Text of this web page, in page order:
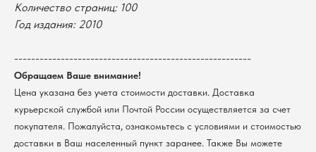
Количество страниц: 100
Год издания: 2010
--------------------------------------------------------
Обращаем Ваше внимание!
Цена указана без учета стоимости доставки. Доставка
курьерской службой или Почтой России осуществляется за счет
покупателя. Пожалуйста, ознакомьтесь с условиями и стоимостью
доставки в Ваш населенный пункт заранее. Также Вы можете
Политика обработки персональных данных
Новосибирский государственный
г. Новосибирск, ул. Пирогова, 3
ИНН 5408106490